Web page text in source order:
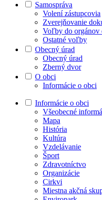
Samospráva
Volení zástupcovia
Zverejňovanie
Voľby do orgánov
Ostatné voľby
Obecný úrad
Obecný úrad
Zberný dvor
O obci
Informácie o obci
Informácie o obci
Všeobecné
Mapa
História
Kultúra
Vzdelávanie
Šport
Zdravotníctvo
Organizácie
Cirkvi
Miestna akčná